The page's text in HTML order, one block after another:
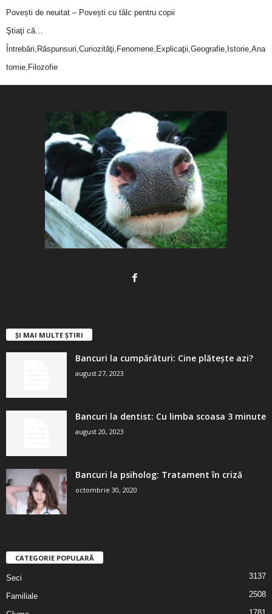
Povești de neuitat – Povești cu tâlc pentru copii
Ştiaţi că…
Întrebări,Răspunsuri,Curiozităţi,Fenomene,Explicaţii,Geografie,Istorie,Ana
tomie,Filozofie
ȘI MAI MULTE ȘTIRI
Bancuri la cumpărături: Cine plătește azi?
august 27, 2023
Bancuri la dentist: Cu limba scoasa 3 minute
august 20, 2023
Bancuri la psiholog: Tratament în criză
octombrie 30, 2020
CATEGORIE POPULARĂ
Seci 3137
Familiale 2508